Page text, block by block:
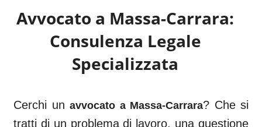
Avvocato a Massa-Carrara:
Consulenza Legale
Specializzata
Cerchi un avvocato a Massa-Carrara? Che si
tratti di un problema di lavoro, una questione